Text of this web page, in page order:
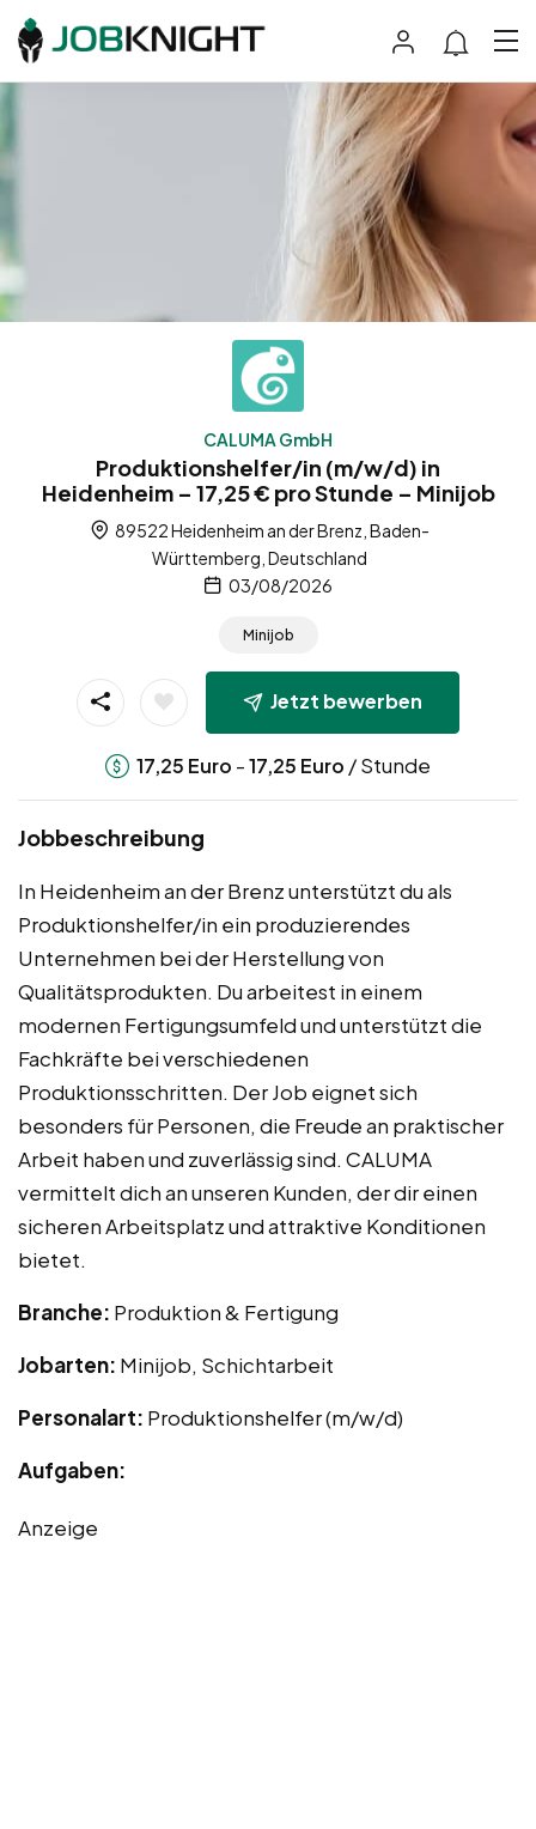
CALUMA GmbH
Produktionshelfer/in (m/w/d) in
Heidenheim – 17,25 € pro Stunde – Minijob
89522 Heidenheim an der Brenz, Baden-
Württemberg, Deutschland
03/08/2026
Minijob
Jetzt bewerben
17,25 Euro -17,25 Euro / Stunde
Jobbeschreibung
In Heidenheim an der Brenz unterstützt du als
Produktionshelfer/in ein produzierendes
Unternehmen bei der Herstellung von
Qualitätsprodukten. Du arbeitest in einem
modernen Fertigungsumfeld und unterstützt die
Fachkräfte bei verschiedenen
Produktionsschritten. Der Job eignet sich
besonders für Personen, die Freude an praktischer
Arbeit haben und zuverlässig sind. CALUMA
vermittelt dich an unseren Kunden, der dir einen
sicheren Arbeitsplatz und attraktive Konditionen
bietet.
Branche: Produktion & Fertigung
Jobarten: Minijob, Schichtarbeit
Personalart: Produktionshelfer (m/w/d)
Aufgaben:
Anzeige